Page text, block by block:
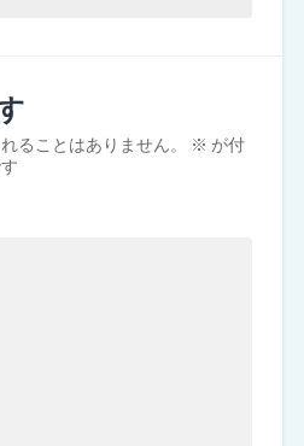
ることはありません。 ※ が付